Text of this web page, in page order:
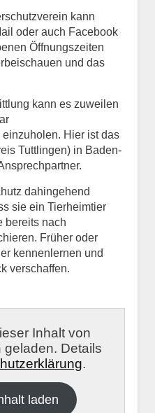
kann
oder auch Facebook
Öffnungszeiten
und das
kann es zuweilen
Hier ist das
Tuttlingen) in Baden-
dahingehend
sie ein Tierheimtier
bereits nach
Früher oder
kennenlernen und
verschaffen.
Inhalt von
Details
.
laden